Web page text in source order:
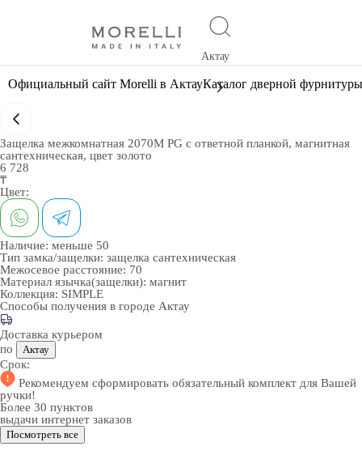
Актау
Официальный сайт Morelli в АктауКаталог дверной фурнитуры
Защелка межкомнатная 2070M PG с ответной планкой, магнитная
сантехническая, цвет золото
6 728
₸
Цвет:
Наличие: меньше 50
Тип замка/защелки: защелка сантехническая
Межосевое расстояние: 70
Материал язычка(защелки): магнит
Коллекция: SIMPLE
Способы получения в городе Актау
Доставка курьером
по
Актау
Срок:
Рекомендуем сформировать обязательный комплект для Вашей
ручки!
Более 30 пунктов
выдачи интернет заказов
Посмотреть все